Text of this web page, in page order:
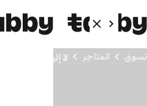
تسوق المتاجر لا إليمينتو